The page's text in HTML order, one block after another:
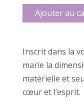
Ajouter au
Inscrit dans la
marie la
matérielle et
cœur et l’esprit.